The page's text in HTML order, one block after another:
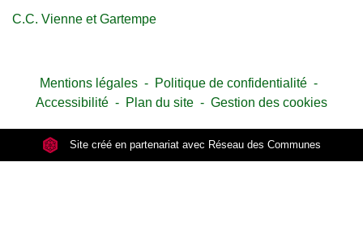
C.C. Vienne et Gartempe
Mentions légales - Politique de confidentialité -
Accessibilité - Plan du site - Gestion des cookies
Site créé en partenariat avec Réseau des Communes